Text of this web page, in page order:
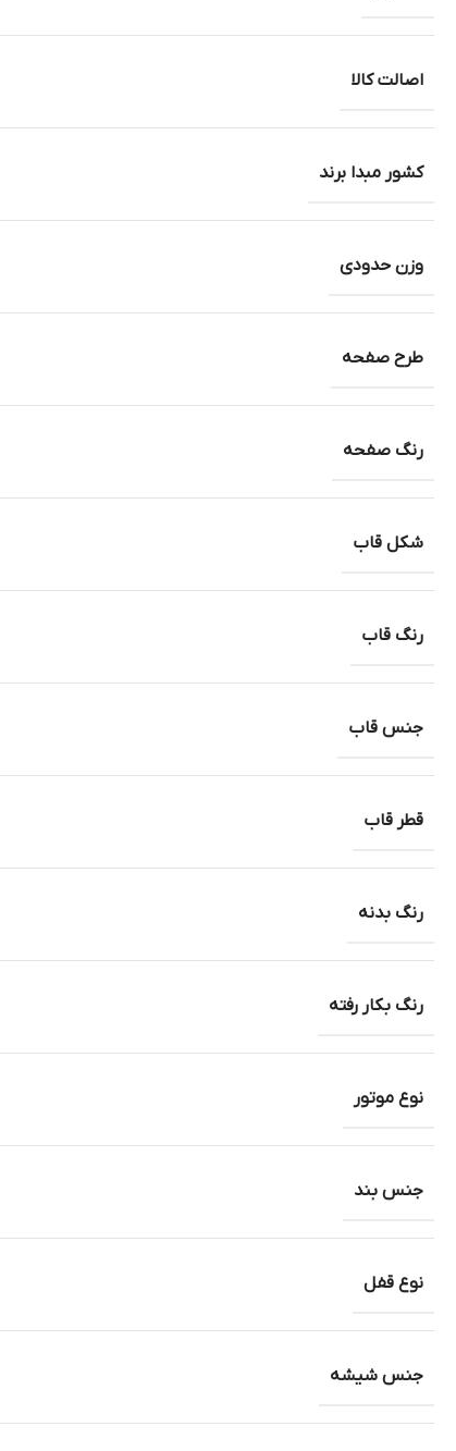
اصالت کالا
کشور مبدا برند
وزن حدودی
طرح صفحه
رنگ صفحه
شکل قاب
رنگ قاب
جنس قاب
قطر قاب
رنگ بدنه
رنگ بکار رفته
نوع موتور
جنس بند
نوع قفل
جنس شیشه